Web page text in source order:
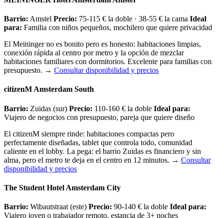
Barrio: Amstel Precio: 75-115 € la doble · 38-55 € la cama Ideal
para: Familia con niños pequeños, mochilero que quiere privacidad
El Meininger no es bonito pero es honesto: habitaciones limpias,
conexión rápida al centro por metro y la opción de mezclar
habitaciones familiares con dormitorios. Excelente para familias con
presupuesto. → Consultar disponibilidad y precios
citizenM Amsterdam South
Barrio: Zuidas (sur) Precio: 110-160 € la doble Ideal para:
Viajero de negocios con presupuesto, pareja que quiere diseño
El citizenM siempre rinde: habitaciones compactas pero
perfectamente diseñadas, tablet que controla todo, comunidad
caliente en el lobby. La pega: el barrio Zuidas es financiero y sin
alma, pero el metro te deja en el centro en 12 minutos. → Consultar
disponibilidad y precios
The Student Hotel Amsterdam City
Barrio: Wibautstraat (este) Precio: 90-140 € la doble Ideal para:
Viajero joven o trabajador remoto, estancia de 3+ noches